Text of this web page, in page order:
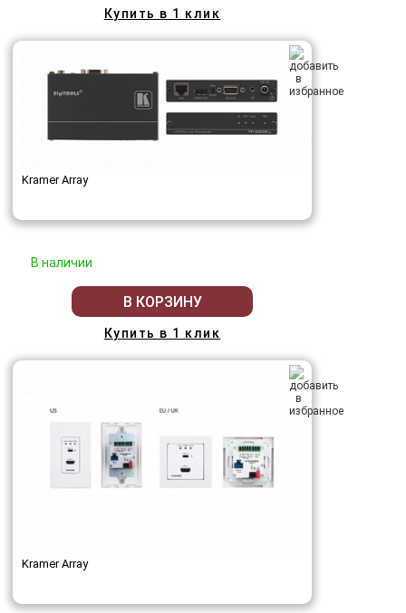
Купить в 1 клик
Kramer Array
В наличии
В КОРЗИНУ
Купить в 1 клик
Kramer Array